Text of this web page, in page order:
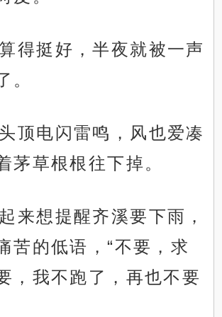
得挺好，半夜就被一声
。
顶电闪雷鸣，风也爱凑
茅草根根往下掉。
来想提醒齐溪要下雨，
苦的低语，“不要，求
，我不跑了，再也不要